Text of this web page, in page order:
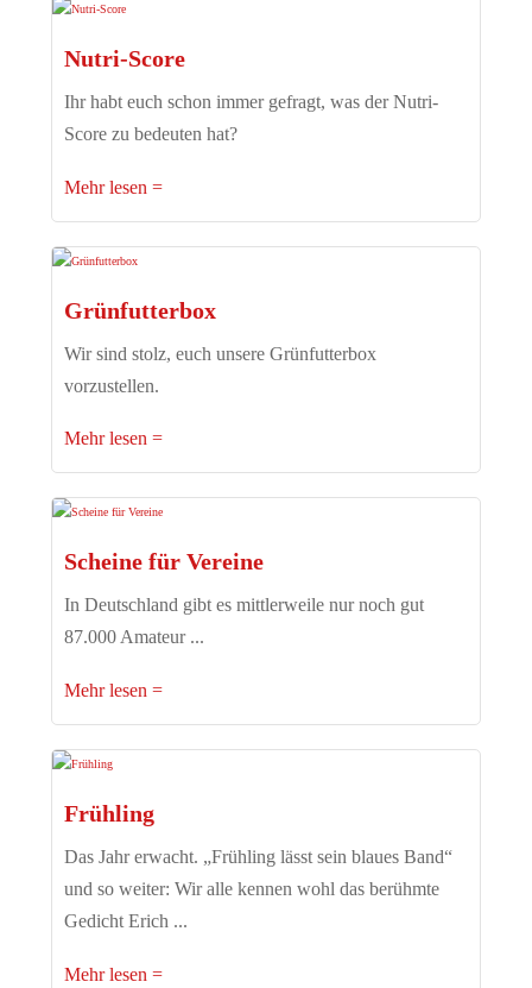
Nutri-Score
Ihr habt euch schon immer gefragt, was der Nutri-
Score zu bedeuten hat?
Mehr lesen
Grünfutterbox
Wir sind stolz, euch unsere Grünfutterbox
vorzustellen.
Mehr lesen
Scheine für Vereine
In Deutschland gibt es mittlerweile nur noch gut
87.000 Amateur ...
Mehr lesen
Frühling
Das Jahr erwacht. „Frühling lässt sein blaues Band“
und so weiter: Wir alle kennen wohl das berühmte
Gedicht Erich ...
Mehr lesen